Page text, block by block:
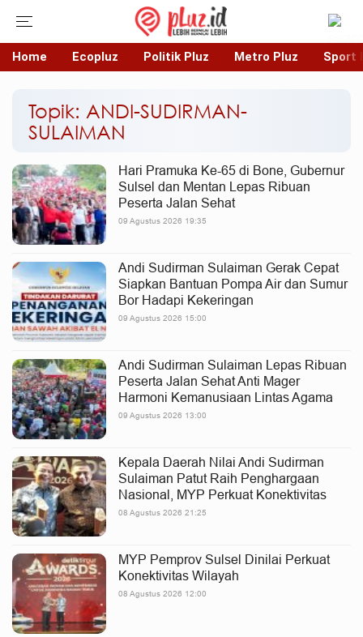
Home Ecopluz Politik Pluz Metro Pluz Sport
Topik: ANDI-SUDIRMAN-
SULAIMAN
Hari Pramuka Ke-65 di Bone, Gubernur
Sulsel dan Mentan Lepas Ribuan
Peserta Jalan Sehat
09 Agustus 2026 19:35
Andi Sudirman Sulaiman Gerak Cepat
Siapkan Bantuan Pompa Air dan Sumur
Bor Hadapi Kekeringan
09 Agustus 2026 15:00
Andi Sudirman Sulaiman Lepas Ribuan
Peserta Jalan Sehat Anti Mager
Harmoni Kemanusiaan Lintas Agama
09 Agustus 2026 13:00
Kepala Daerah Nilai Andi Sudirman
Sulaiman Patut Raih Penghargaan
Nasional, MYP Perkuat Konektivitas
08 Agustus 2026 21:25
MYP Pemprov Sulsel Dinilai Perkuat
Konektivitas Wilayah
08 Agustus 2026 12:00